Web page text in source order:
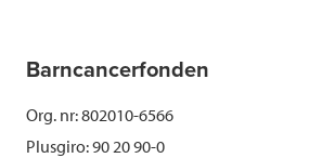
Barncancerfonden
Org. nr: 802010-6566
Plusgiro: 90 20 90-0